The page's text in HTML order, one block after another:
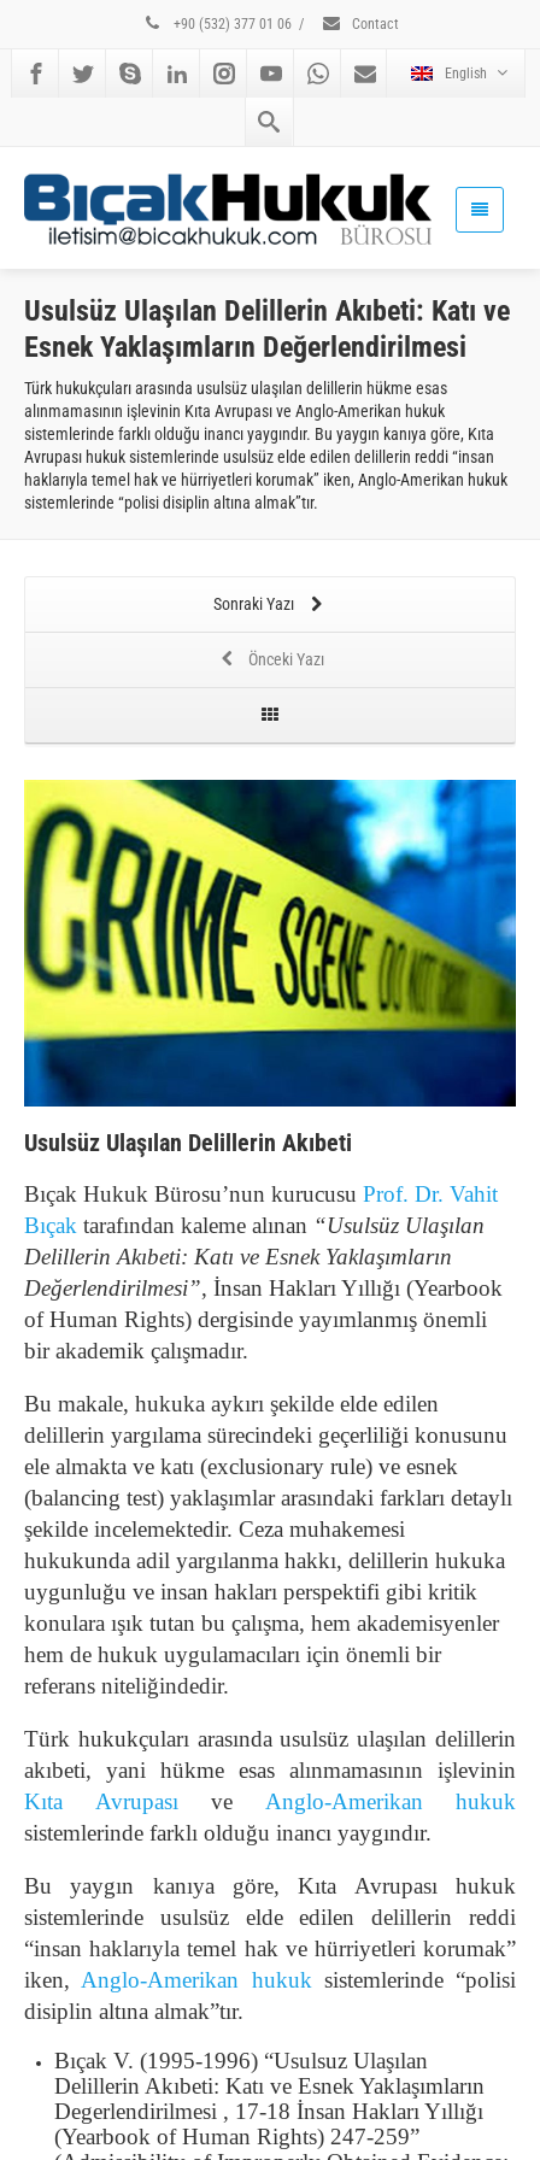
+90 (532) 377 01 06 / Contact
English
Usulsüz Ulaşılan Delillerin Akıbeti: Katı ve
Esnek Yaklaşımların Değerlendirilmesi
Türk hukukçuları arasında usulsüz ulaşılan delillerin hükme esas
alınmamasının işlevinin Kıta Avrupası ve Anglo-Amerikan hukuk
sistemlerinde farklı olduğu inancı yaygındır. Bu yaygın kanıya göre, Kıta
Avrupası hukuk sistemlerinde usulsüz elde edilen delillerin reddi “insan
haklarıyla temel hak ve hürriyetleri korumak” iken, Anglo-Amerikan hukuk
sistemlerinde “polisi disiplin altına almak”tır.
Sonraki Yazı
Önceki Yazı
Usulsüz Ulaşılan Delillerin Akıbeti
Bıçak Hukuk Bürosu’nun kurucusu Prof. Dr. Vahit
Bıçak tarafından kaleme alınan “Usulsüz Ulaşılan
Delillerin Akıbeti: Katı ve Esnek Yaklaşımların
Değerlendirilmesi”, İnsan Hakları Yıllığı (Yearbook
of Human Rights) dergisinde yayımlanmış önemli
bir akademik çalışmadır.
Bu makale, hukuka aykırı şekilde elde edilen
delillerin yargılama sürecindeki geçerliliği konusunu
ele almakta ve katı (exclusionary rule) ve esnek
(balancing test) yaklaşımlar arasındaki farkları detaylı
şekilde incelemektedir. Ceza muhakemesi
hukukunda adil yargılanma hakkı, delillerin hukuka
uygunluğu ve insan hakları perspektifi gibi kritik
konulara ışık tutan bu çalışma, hem akademisyenler
hem de hukuk uygulamacıları için önemli bir
referans niteliğindedir.
Türk hukukçuları arasında usulsüz ulaşılan delillerin
akıbeti, yani hükme esas alınmamasının işlevinin
Kıta Avrupasıve Anglo-Amerikan hukuk
sistemlerinde farklı olduğu inancı yaygındır.
Bu yaygın kanıya göre, Kıta Avrupası hukuk
sistemlerinde usulsüz elde edilen delillerin reddi
“insan haklarıyla temel hak ve hürriyetleri korumak”
iken,Anglo-Amerikan hukuksistemlerinde “polisi
disiplin altına almak”tır.
Bıçak V. (1995-1996) “Usulsuz Ulaşılan
Delillerin Akıbeti: Katı ve Esnek Yaklaşımların
Degerlendirilmesi , 17-18 İnsan Hakları Yıllığı
(Yearbook of Human Rights) 247-259”